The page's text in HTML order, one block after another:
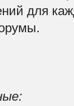
для